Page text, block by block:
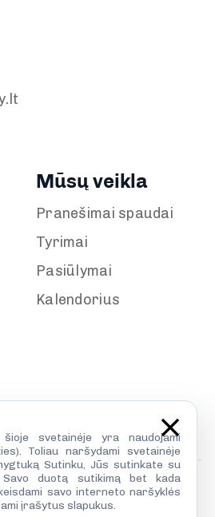
Mūsų veikla
Pranešimai spaudai
Tyrimai
Pasiūlymai
Kalendorius
svetainėje yra naudojami
Toliau naršydami svetainėje
Sutinku, Jūs sutinkate su
Savo duotą sutikimą bet kada
savo interneto naršyklės
įrašytus slapukus.